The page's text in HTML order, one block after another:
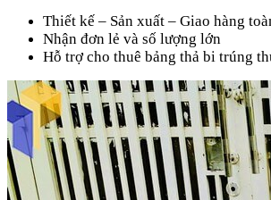
Thiết kế – Sản xuất – Giao hàng
Nhận đơn lẻ và số lượng lớn
Hỗ trợ cho thuê bảng thả bi trúng